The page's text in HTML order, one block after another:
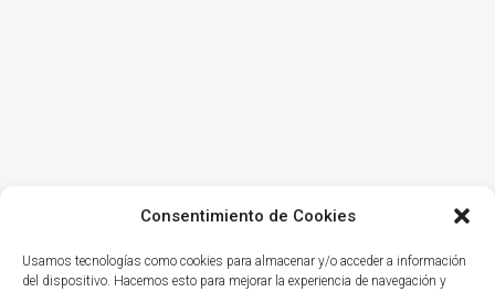
Consentimiento de Cookies
Usamos tecnologías como cookies para almacenar y/o acceder a información
del dispositivo. Hacemos esto para mejorar la experiencia de navegación y